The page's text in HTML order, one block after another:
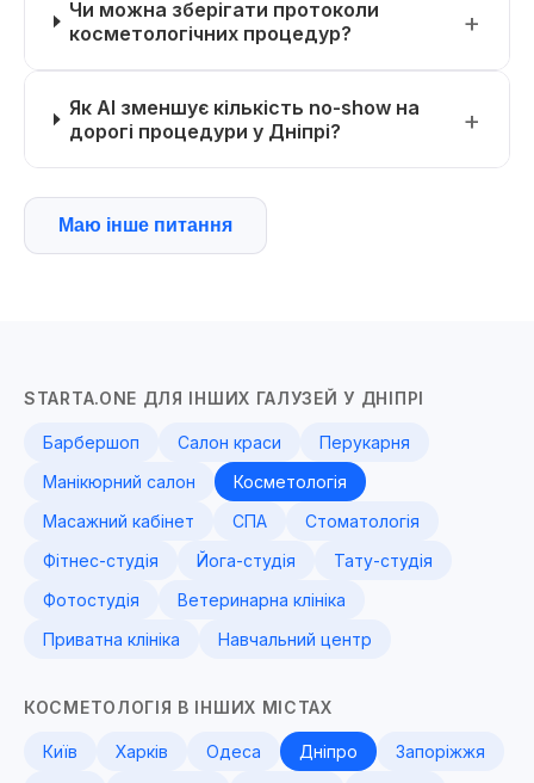
Чи можна зберігати протоколи
косметологічних процедур?
Як AI зменшує кількість no-show на
дорогі процедури у Дніпрі?
Маю інше питання
STARTA.ONE ДЛЯ ІНШИХ ГАЛУЗЕЙ У ДНІПРІ
Барбершоп Салон краси
Перукарня
Манікюрний салон
Косметологія
Масажний кабінет
СПА
Стоматологія
Фітнес-студія
Йога-студія
Тату-студія
Фотостудія
Ветеринарна клініка
Приватна клініка
Навчальний центр
КОСМЕТОЛОГІЯ В ІНШИХ МІСТАХ
Київ Харків Одеса Дніпро
Запоріжжя